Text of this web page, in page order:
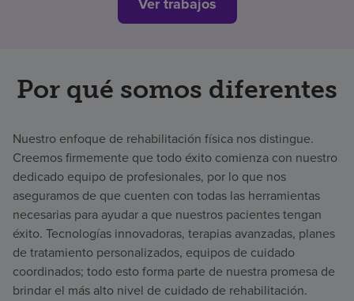
Ver trabajos
Por qué somos diferentes
Nuestro enfoque de rehabilitación física nos distingue.
Creemos firmemente que todo éxito comienza con nuestro
dedicado equipo de profesionales, por lo que nos
aseguramos de que cuenten con todas las herramientas
necesarias para ayudar a que nuestros pacientes tengan
éxito. Tecnologías innovadoras, terapias avanzadas, planes
de tratamiento personalizados, equipos de cuidado
coordinados; todo esto forma parte de nuestra promesa de
brindar el más alto nivel de cuidado de rehabilitación.